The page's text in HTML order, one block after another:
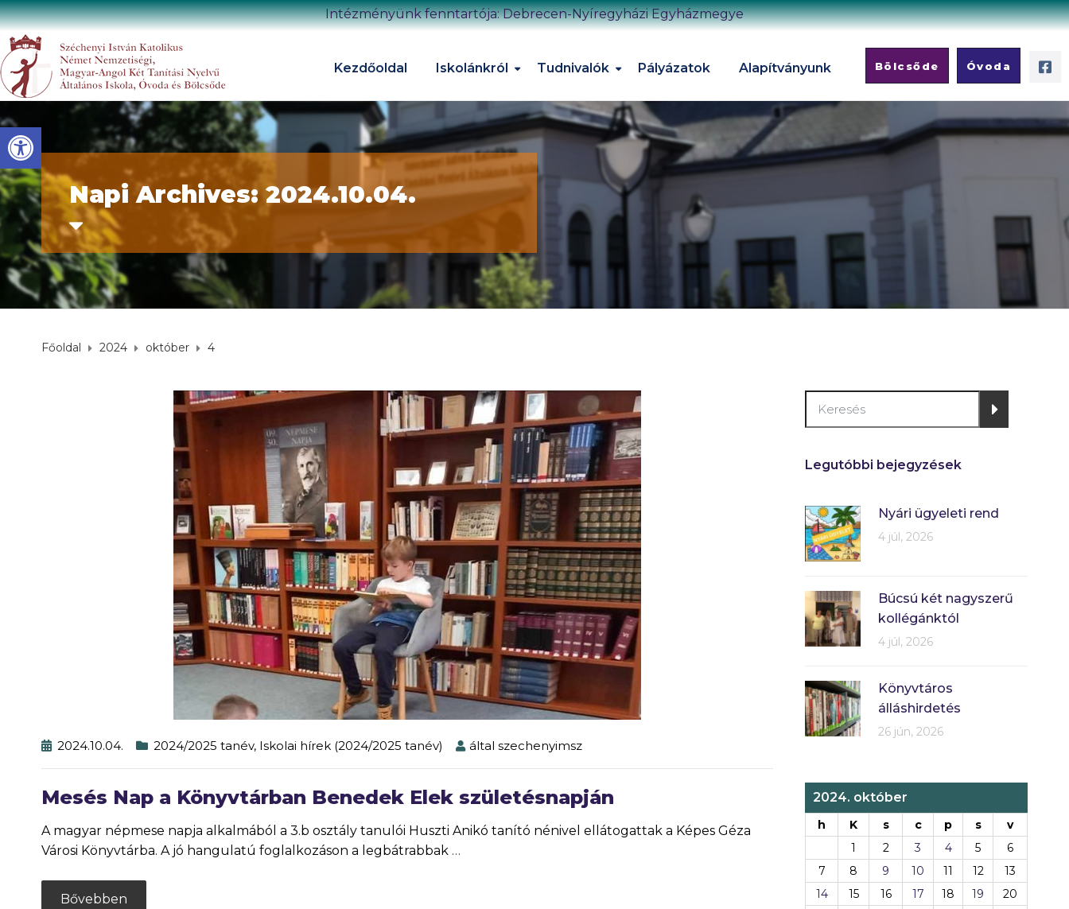
Eszköztár megnyitása
Intézményünk fenntartója: Debrecen-Nyíregyházi Egyházmegye
Kezdőoldal Iskolánkról Tudnivalók Pályázatok Alapítványunk Bölcsőde Óvoda
Napi Archives: 2024.10.04.
Főoldal 2024 október 4
2024.10.04. 2024/2025 tanév, Iskolai hírek (2024/2025 tanév) által szechenyimsz
Mesés Nap a Könyvtárban Benedek Elek születésnapján
A magyar népmese napja alkalmából a 3.b osztály tanulói Huszti Anikó tanító nénivel ellátogattak a Képes Géza
Városi Könyvtárba. A jó hangulatú foglalkozáson a legbátrabbak …
Bővebben
Legutóbbi bejegyzések
Nyári ügyeleti rend
4 júl, 2026
Búcsú két nagyszerű
kollégánktól
4 júl, 2026
Könyvtáros
álláshirdetés
26 jún, 2026
2024. október
h K s c p s
v
1
2 3 4 5
6
7
8 9 10 11 12
13
14
15 16 17 18 19
20